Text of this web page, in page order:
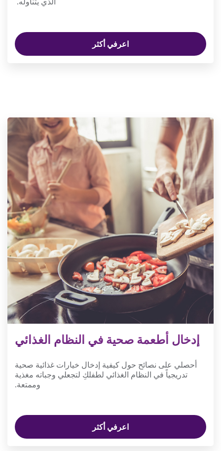
اعرفي أكثر
إدخال أطعمة صحية في النظام الغذائي
أحصلي على نصائح حول كيفية إدخال خيارات غذائية صحية
تدريجياً في النظام الغذائي لطفلكِ لتجعلي وجباته مغذية
وممتعة.
اعرفي أكثر